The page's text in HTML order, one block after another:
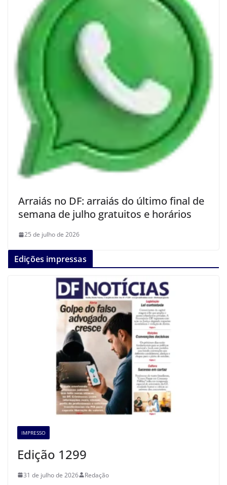
Arraiás no DF: arraiás do último final de
semana de julho gratuitos e horários
25 de julho de 2026
Edições impressas
IMPRESSO
Edição 1299
31 de julho de 2026 Redação